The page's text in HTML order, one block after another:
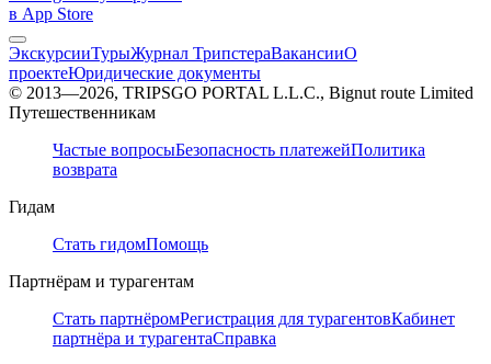
в App Store
ЭкскурсииТурыЖурнал ТрипстераВакансииО
проектеЮридические документы
© 2013—2026, TRIPSGO PORTAL L.L.C., Bignut route Limited
Путешественникам
Частые вопросыБезопасность платежейПолитика
возврата
Гидам
Стать гидомПомощь
Партнёрам и турагентам
Стать партнёромРегистрация для турагентовКабинет
партнёра и турагентаСправка